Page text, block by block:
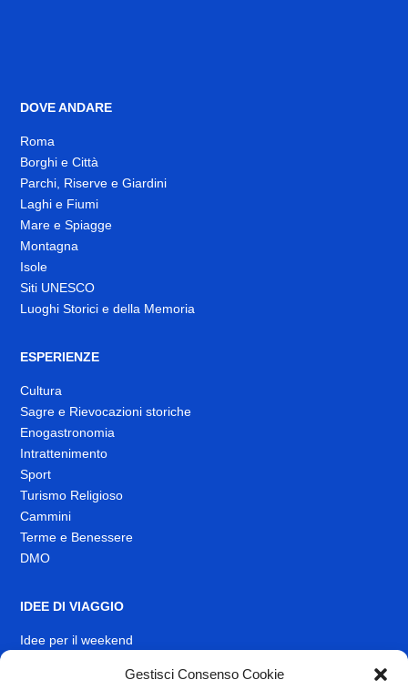
Gestisci Consenso Cookie
DOVE ANDARE
Roma
Borghi e Città
Parchi, Riserve e Giardini
Laghi e Fiumi
Mare e Spiagge
Montagna
Isole
Siti UNESCO
Luoghi Storici e della Memoria
ESPERIENZE
Cultura
Sagre e Rievocazioni storiche
Enogastronomia
Intrattenimento
Sport
Turismo Religioso
Cammini
Terme e Benessere
DMO
IDEE DI VIAGGIO
Idee per il weekend